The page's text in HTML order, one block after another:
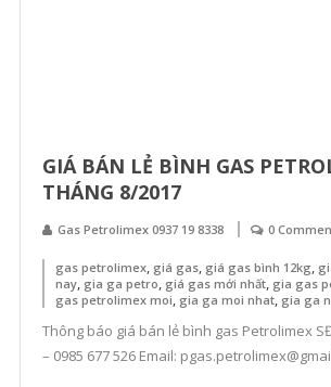
GIÁ BÁN LẺ BÌNH GAS
THÁNG 8/2017
Gas Petrolimex 0937 19 8338 0
gas petrolimex, giá gas, giá gas bình 12kg
nay, gia ga petro giá gas mới nhất, gia gas
gas petrolimex moi gia ga moi nhat, gia ga
Thông báo giá bán lẻ bình gas Petrolimex
– 0985 677 526 Email: